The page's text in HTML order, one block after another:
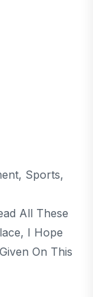
Sports,
All These
I Hope
On This